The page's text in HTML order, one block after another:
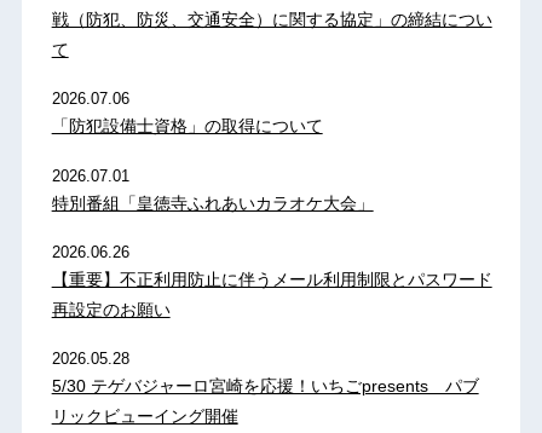
戦（防犯、防災、交通安全）に関する協定」の締結につい
て
2026.07.06
「防犯設備士資格」の取得について
2026.07.01
特別番組「皇徳寺ふれあいカラオケ大会」
2026.06.26
【重要】不正利用防止に伴うメール利用制限とパスワード
再設定のお願い
2026.05.28
5/30 テゲバジャーロ宮崎を応援！いちごpresents パブ
リックビューイング開催